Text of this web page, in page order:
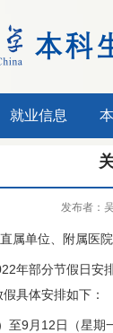
就业信息
发布者：
属单位、附属医
年部分节假日安
具体安排如下：
至9月12日（星期